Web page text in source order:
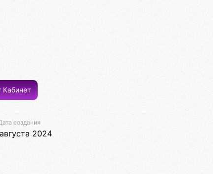
Кабинет
создания
2024